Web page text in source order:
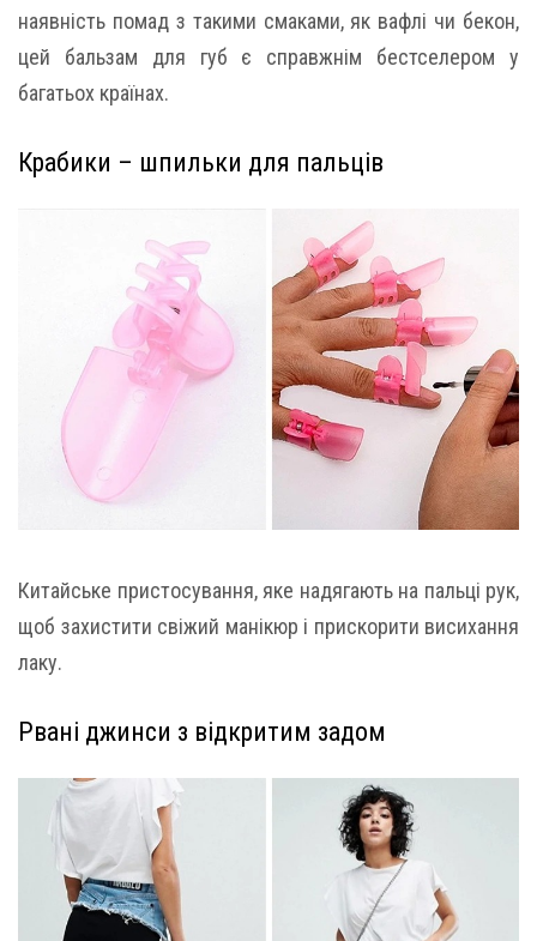
наявність помад з такими смаками, як вафлі чи бекон,
цей бальзам для губ є справжнім бестселером у
багатьох країнах.
Крабики – шпильки для пальців
Китайське пристосування, яке надягають на пальці рук,
щоб захистити свіжий манікюр і прискорити висихання
лаку.
Рвані джинси з відкритим задом